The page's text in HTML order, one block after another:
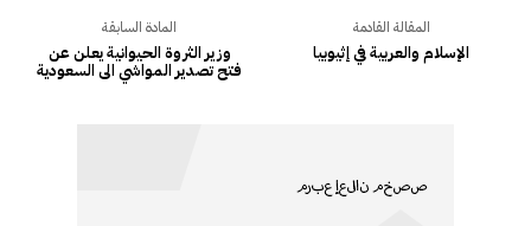
المادة السابقة
وزير الثروة الحيوانية يعلن عن
فتح تصدير المواشي الى السعودية
المقالة القادمة
الإسلام والعربية في إثيوبيا